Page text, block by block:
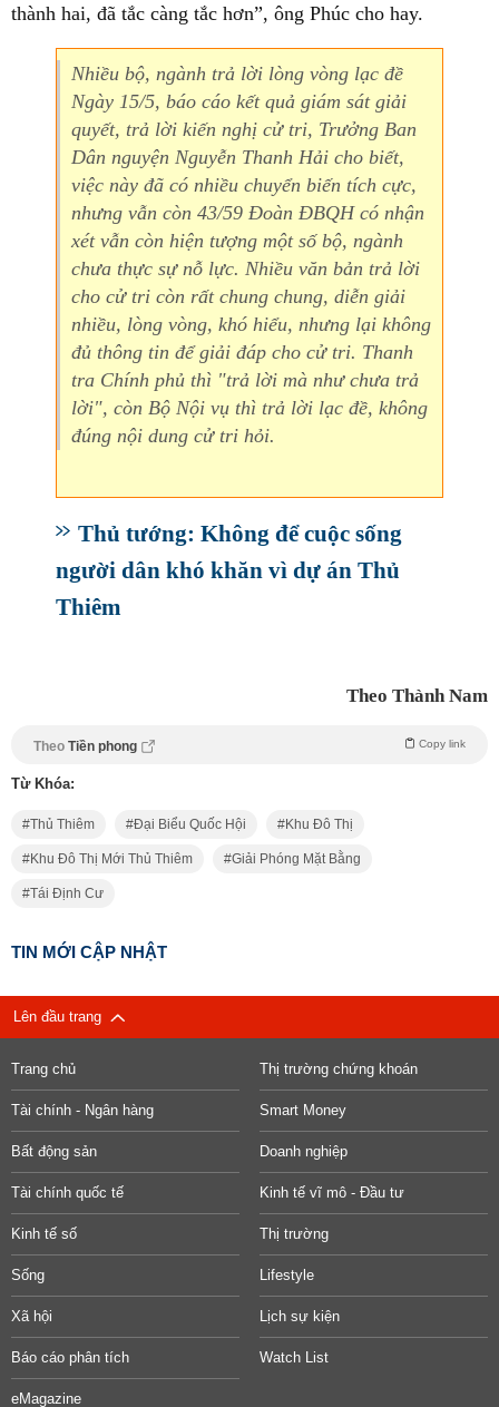
thành hai, đã tắc càng tắc hơn”, ông Phúc cho hay.
Nhiều bộ, ngành trả lời lòng vòng lạc đề
Ngày 15/5, báo cáo kết quả giám sát giải
quyết, trả lời kiến nghị cử tri, Trưởng Ban
Dân nguyện Nguyễn Thanh Hải cho biết,
việc này đã có nhiều chuyển biến tích cực,
nhưng vẫn còn 43/59 Đoàn ĐBQH có nhận
xét vẫn còn hiện tượng một số bộ, ngành
chưa thực sự nỗ lực. Nhiều văn bản trả lời
cho cử tri còn rất chung chung, diễn giải
nhiều, lòng vòng, khó hiểu, nhưng lại không
đủ thông tin để giải đáp cho cử tri. Thanh
tra Chính phủ thì "trả lời mà như chưa trả
lời", còn Bộ Nội vụ thì trả lời lạc đề, không
đúng nội dung cử tri hỏi.
Thủ tướng: Không để cuộc sống
người dân khó khăn vì dự án Thủ
Thiêm
Theo Thành Nam
Theo Tiền phong Copy link
Từ Khóa:
Thủ Thiêm Đại Biểu Quốc Hội Khu Đô Thị
Khu Đô Thị Mới Thủ Thiêm Giải Phóng Mặt Bằng
Tái Định Cư
TIN MỚI CẬP NHẬT
Lên đầu trang
Trang chủ Thị trường chứng khoán
Tài chính - Ngân hàng Smart Money
Bất động sản Doanh nghiệp
Tài chính quốc tế Kinh tế vĩ mô - Đầu tư
Kinh tế số Thị trường
Sống Lifestyle
Xã hội Lịch sự kiện
Báo cáo phân tích Watch List
eMagazine